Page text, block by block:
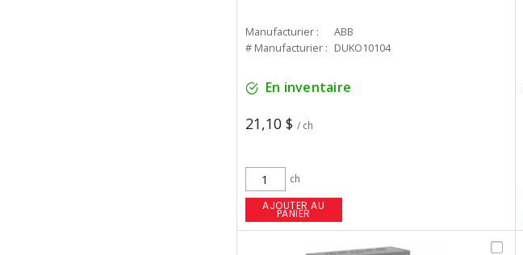
Manufacturier :
ABB
# Manufacturier : DUKO10104
En inventaire
21,10 $ / ch
ch
AJOUTER AU
PANIER